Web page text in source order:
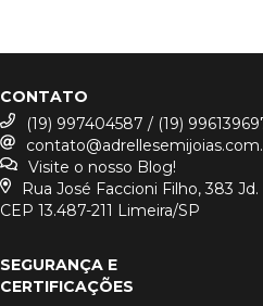
CONTATO
(19) 997404587 / (19)
Visite o nosso Blog!
Rua José Faccioni Filho, 383 Jd.
CEP 13.487-211 Limeira/SP
SEGURANÇA E
CERTIFICAÇÕES